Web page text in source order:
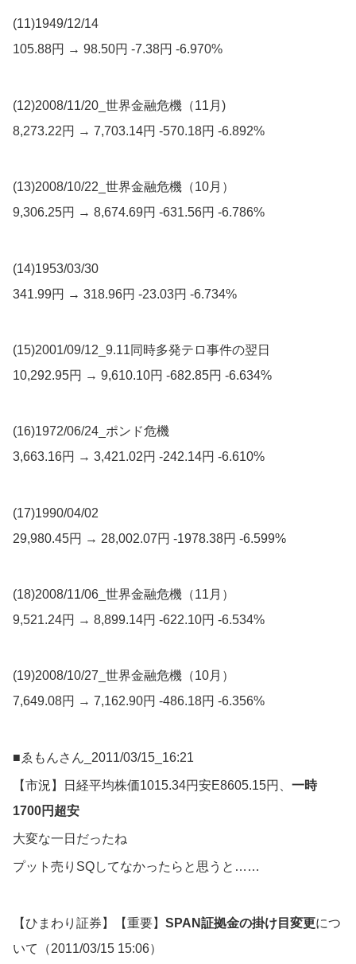
(11)1949/12/14
105.88円 → 98.50円 -7.38円 -6.970%
(12)2008/11/20_世界金融危機（11月)
8,273.22円 → 7,703.14円 -570.18円 -6.892%
(13)2008/10/22_世界金融危機（10月）
9,306.25円 → 8,674.69円 -631.56円 -6.786%
(14)1953/03/30
341.99円 → 318.96円 -23.03円 -6.734%
(15)2001/09/12_9.11同時多発テロ事件の翌日
10,292.95円 → 9,610.10円 -682.85円 -6.634%
(16)1972/06/24_ポンド危機
3,663.16円 → 3,421.02円 -242.14円 -6.610%
(17)1990/04/02
29,980.45円 → 28,002.07円 -1978.38円 -6.599%
(18)2008/11/06_世界金融危機（11月）
9,521.24円 → 8,899.14円 -622.10円 -6.534%
(19)2008/10/27_世界金融危機（10月）
7,649.08円 → 7,162.90円 -486.18円 -6.356%
■ゑもんさん_2011/03/15_16:21
【市況】日経平均株価1015.34円安E8605.15円、 一時
1700円超安
大変な一日だったね
プット売りSQしてなかったらと思うと……
【ひまわり証券】【重要】 SPAN証拠金の掛け目変更につ
いて（2011/03/15 15:06）